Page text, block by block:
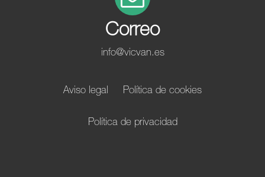
Correo
info@vicvan.es
Aviso legal Política de cookies
Política de privacidad